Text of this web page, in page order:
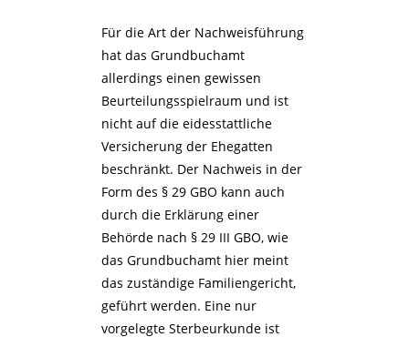
Für die Art der Nachweisführung
hat das Grundbuchamt
allerdings einen gewissen
Beurteilungsspielraum und ist
nicht auf die eidesstattliche
Versicherung der Ehegatten
beschränkt. Der Nachweis in der
Form des § 29 GBO kann auch
durch die Erklärung einer
Behörde nach § 29 III GBO, wie
das Grundbuchamt hier meint
das zuständige Familiengericht,
geführt werden. Eine nur
vorgelegte Sterbeurkunde ist